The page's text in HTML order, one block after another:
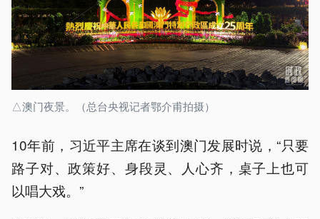
△澳门夜景。（总台央视记者鄂介甫拍摄）
10年前，习近平主席在谈到澳门发展时说，“只要
路子对、政策好、身段灵、人心齐，桌子上也可
以唱大戏。”